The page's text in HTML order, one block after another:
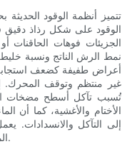
تتميز أنظمة الوقود
الوقود على شكل رذاذ
الجزيئات فوهات
نمط الرش الناتج ونسبة
أعراض طفيفة كضعف
غير منتظم وتوقف المحرك.
تُسبب تآكل أسطح مضخات
الأختام والأغشية، كما أن
إلى التآكل والانسدادات.
المخاطر وإطالة عمر المكونات الأكثر تكلفة.